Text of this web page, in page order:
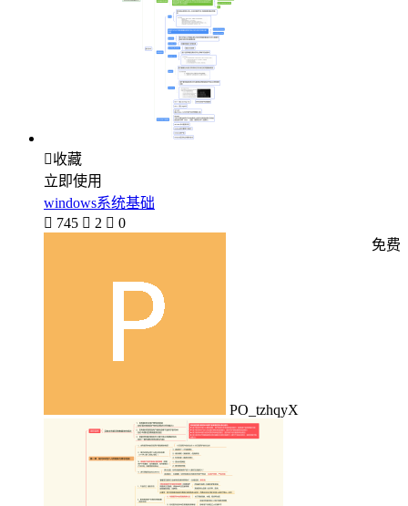
收藏
立即使用
windows系统基础
 745  2  0
PO_tzhqyX
免费